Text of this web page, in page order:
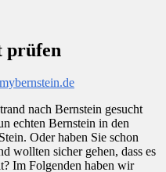
prüfen
mybernstein.de
nach Bernstein gesucht
echten Bernstein in den
Oder haben Sie schon
wollten sicher gehen, dass es
Im Folgenden haben wir